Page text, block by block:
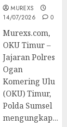
MUREXS
14/07/2026
0
Murexs.com,
OKU Timur –
Jajaran Polres
Ogan
Komering Ulu
(OKU) Timur,
Polda Sumsel
mengungkap...